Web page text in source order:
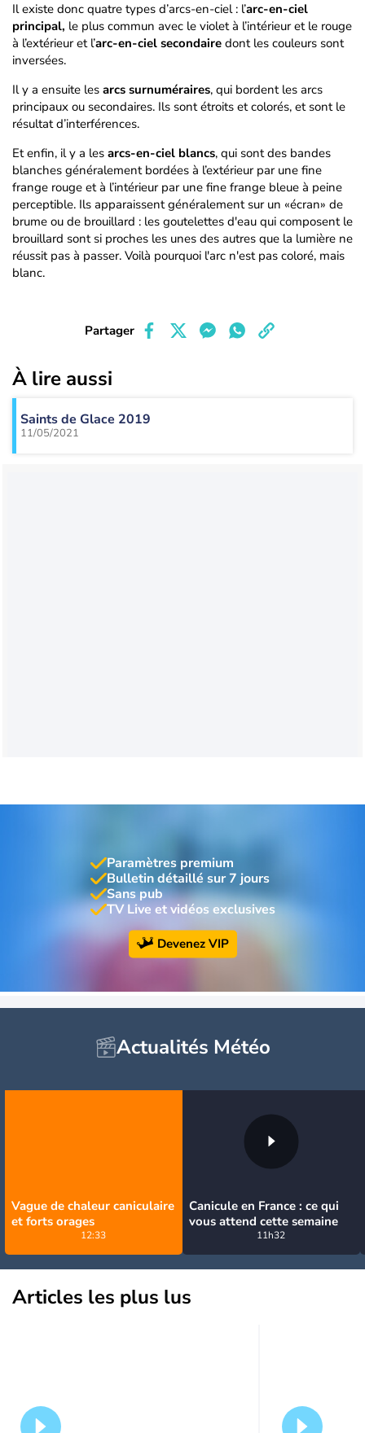
Il existe donc quatre types d’arcs-en-ciel : l’arc-en-ciel
principal, le plus commun avec le violet à l’intérieur et le rouge
à l’extérieur et l’arc-en-ciel secondaire dont les couleurs sont
inversées.
Il y a ensuite les arcs surnuméraires, qui bordent les arcs
principaux ou secondaires. Ils sont étroits et colorés, et sont le
résultat d’interférences.
Et enfin, il y a les arcs-en-ciel blancs, qui sont des bandes
blanches généralement bordées à l’extérieur par une fine
frange rouge et à l’intérieur par une fine frange bleue à peine
perceptible. Ils apparaissent généralement sur un «écran» de
brume ou de brouillard : les goutelettes d'eau qui composent le
brouillard sont si proches les unes des autres que la lumière ne
réussit pas à passer. Voilà pourquoi l'arc n'est pas coloré, mais
blanc.
Partager
À lire aussi
Saints de Glace 2019
11/05/2021
Paramètres premium
Bulletin détaillé sur 7 jours
Sans pub
TV Live et vidéos exclusives
Devenez VIP
Actualités Météo
Vague de chaleur caniculaire
et forts orages
12:33
Canicule en France : ce qui
vous attend cette semaine
11h32
Articles les plus lus